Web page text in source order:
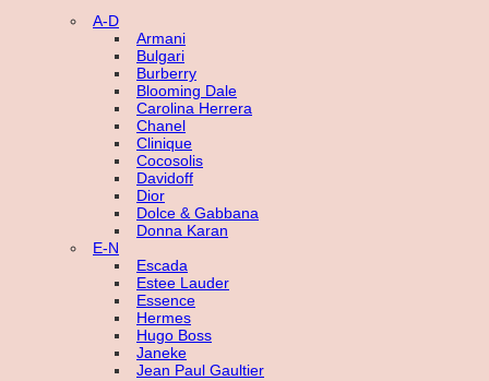
A-D
Armani
Bulgari
Burberry
Blooming Dale
Carolina Herrera
Chanel
Clinique
Cocosolis
Davidoff
Dior
Dolce & Gabbana
Donna Karan
E-N
Escada
Estee Lauder
Essence
Hermes
Hugo Boss
Janeke
Jean Paul Gaultier